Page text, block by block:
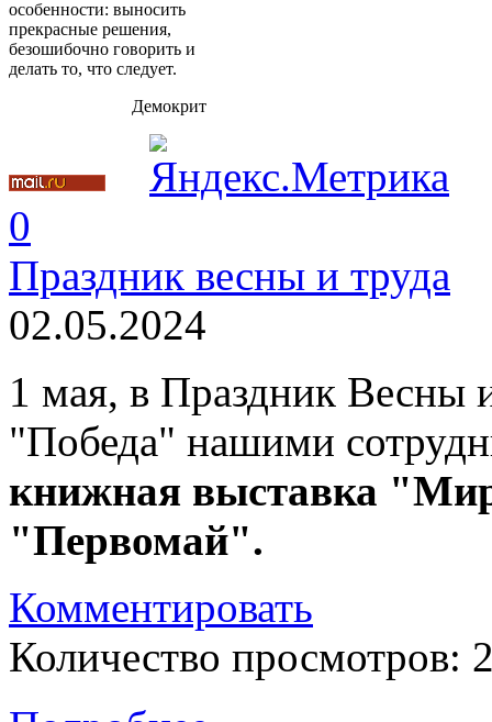
особенности: выносить
прекрасные решения,
безошибочно говорить и
делать то, что следует.
Демокрит
0
Праздник весны и труда
02.05.2024
1 мая, в Праздник Весны
"Победа" нашими
книжная выставка
"Первомай".
Комментировать
Количество просмотров: